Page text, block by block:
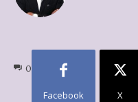
0
Facebook X